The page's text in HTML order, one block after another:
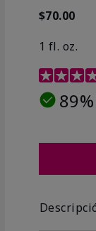
$70.00
1 fl. oz.
89%